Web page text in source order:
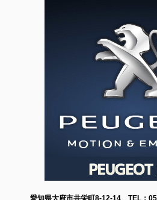
愛知県大府市共栄町8-12-14 TEL：